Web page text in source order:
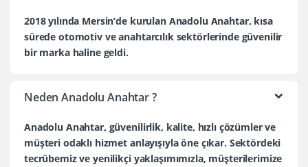
2018 yılında Mersin’de kurulan Anadolu Anahtar, kısa
sürede otomotiv ve anahtarcılık sektörlerinde güvenilir
bir marka haline geldi.
Neden Anadolu Anahtar ?
Anadolu Anahtar, güvenilirlik, kalite, hızlı çözümler ve
müşteri odaklı hizmet anlayışıyla öne çıkar. Sektördeki
tecrübemiz ve yenilikçi yaklaşımımızla, müşterilerimize